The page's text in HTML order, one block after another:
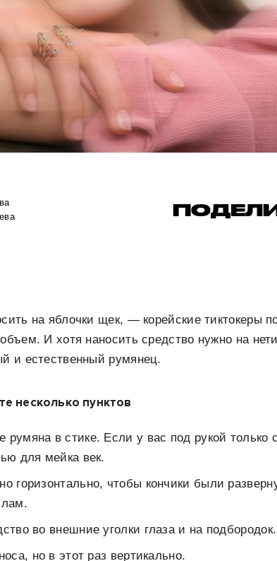
на яблочки щек, — корейские тиктокеры
И хотя наносить средство нужно на
и естественный румянец.
несколько пунктов
в стике. Если у вас под рукой только
для мейка век.
горизонтально, чтобы кончики были
во внешние уголки глаза и на подбородок.
но в этот раз вертикально.